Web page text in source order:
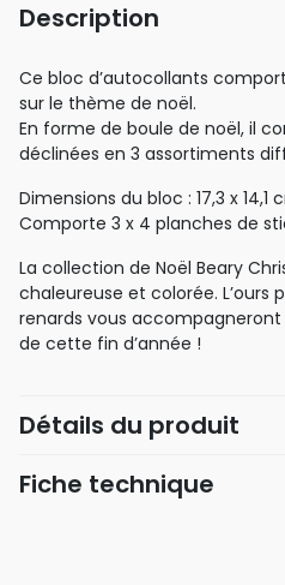
Description
Ce bloc d’autocollants
sur le thème de noël.
En forme de boule de noël, il
déclinées en 3 assortiments
Dimensions du bloc : 17,3 x 14,1
Comporte 3 x 4 planches de
La collection de Noël Beary
chaleureuse et colorée. L’ours
renards vous
de cette fin d’année !
Détails du produit
Fiche technique